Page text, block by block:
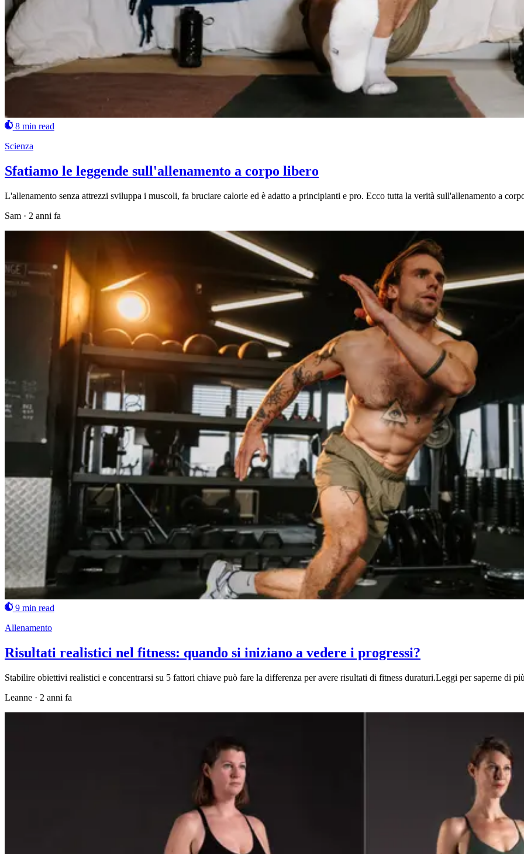
8 min read
Scienza
Sfatiamo le leggende sull'allenamento a corpo libero
L'allenamento senza attrezzi sviluppa i muscoli, fa bruciare calorie ed è adatto a principianti e pro. Ecco tutta la verità sull'allenamento a
Sam · 2 anni fa
9 min read
Allenamento
Risultati realistici nel fitness: quando si iniziano a vedere i progressi?
Stabilire obiettivi realistici e concentrarsi su 5 fattori chiave può fare la differenza per avere risultati di fitness duraturi.Leggi per saperne di
Leanne · 2 anni fa